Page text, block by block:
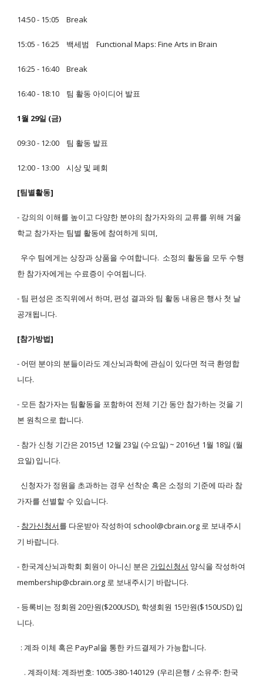
14:50 - 15:05 Break
15:05 - 16:25 백세범 Functional Maps: Fine Arts in Brain
16:25 - 16:40 Break
16:40 - 18:10 팀 활동 아이디어 발표
1월 29일 (금)
09:30 - 12:00 팀 활동 발표
12:00 - 13:00 시상 및 폐회
[팀별활동]
- 강의의 이해를 높이고 다양한 분야의 참가자와의 교류를 위해 겨울
학교 참가자는 팀별 활동에 참여하게 되며,
우수 팀에게는 상장과 상품을 수여합니다. 소정의 활동을 모두 수행
한 참가자에게는 수료증이 수여됩니다.
- 팀 편성은 조직위에서 하며, 편성 결과와 팀 활동 내용은 행사 첫 날
공개됩니다.
[참가방법]
- 어떤 분야의 분들이라도 계산뇌과학에 관심이 있다면 적극 환영합
니다.
- 모든 참가자는 팀활동을 포함하여 전체 기간 동안 참가하는 것을 기
본 원칙으로 합니다.
- 참가 신청 기간은 2015년 12월 23일 (수요일) ~ 2016년 1월 18일 (월
요일) 입니다.
신청자가 정원을 초과하는 경우 선착순 혹은 소정의 기준에 따라 참
가자를 선별할 수 있습니다.
- 참가신청서를 다운받아 작성하여 school@cbrain.org 로 보내주시
기 바랍니다.
- 한국계산뇌과학회 회원이 아니신 분은 가입신청서 양식을 작성하여
membership@cbrain.org 로 보내주시기 바랍니다.
- 등록비는 정회원 20만원($200USD), 학생회원 15만원($150USD) 입
니다.
: 계좌 이체 혹은 PayPal을 통한 카드결제가 가능합니다.
. 계좌이체: 계좌번호: 1005-380-140129 (우리은행 / 소유주: 한국